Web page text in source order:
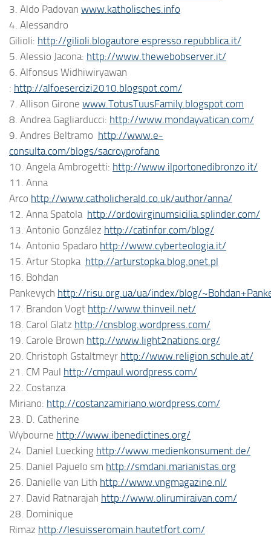
3. Aldo Padovan www.katholisches.info
4. Alessandro
Gilioli: http://gilioli.blogautore.espresso.repubblica.it/
5. Alessio Jacona: http://www.thewebobserver.it/
6. Alfonsus Widhiwiryawan
: http://alfoesercizi2010.blogspot.com/
7. Allison Girone www.TotusTuusFamily.blogspot.com
8. Andrea Gagliarducci: http://www.mondayvatican.com/
9. Andres Beltramo http://www.e-
consulta.com/blogs/sacroyprofano
10. Angela Ambrogetti: http://www.ilportonedibronzo.it/
11. Anna
Arco http://www.catholicherald.co.uk/author/anna/
12. Anna Spatola http://ordovirginumsicilia.splinder.com/
13. Antonio González http://catinfor.com/blog/
14. Antonio Spadaro http://www.cyberteologia.it/
15. Artur Stopka http://arturstopka.blog.onet.pl
16. Bohdan
Pankevych http://risu.org.ua/ua/index/blog/
17. Brandon Vogt http://www.thinveil.net/
18. Carol Glatz http://cnsblog.wordpress.com/
19. Carole Brown http://www.light2nations.org/
20. Christoph Gstaltmeyr http://www.religion.schule.at/
21. CM Paul http://cmpaul.wordpress.com/
22. Costanza
Miriano: http://costanzamiriano.wordpress.com/
23. D. Catherine
Wybourne http://www.ibenedictines.org/
24. Daniel Luecking http://www.medienkonsument.de/
25. Daniel Pajuelo sm http://smdani.marianistas.org
26. Danielle van Lith http://www.vngmagazine.nl/
27. David Ratnarajah http://www.olirumiraivan.com/
28. Dominique
Rimaz http://lesuisseromain.hautetfort.com/